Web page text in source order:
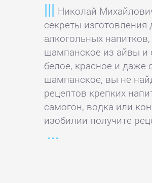
Николай
секреты
алкогольных
шампанское из айвы и
белое, красное и даже
шампанское, вы не
рецептов крепких
самогон, водка или
изобилии получите